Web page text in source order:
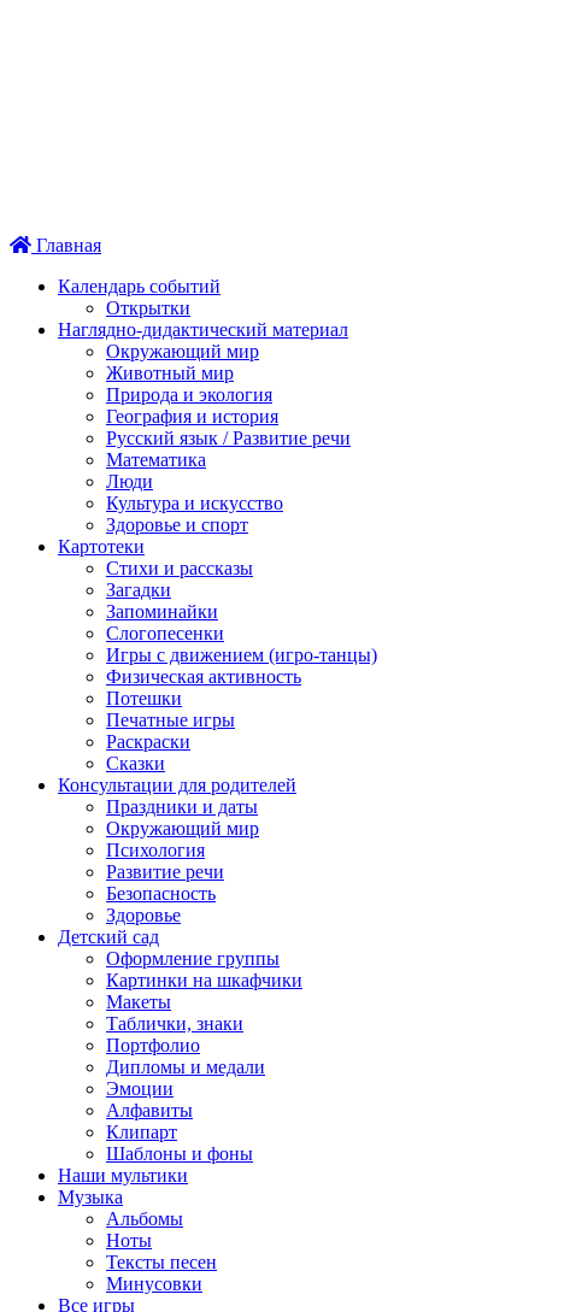
Главная
Календарь событий
Открытки
Наглядно-дидактический материал
Окружающий мир
Животный мир
Природа и экология
География и история
Русский язык / Развитие речи
Математика
Люди
Культура и искусство
Здоровье и спорт
Картотеки
Стихи и рассказы
Загадки
Запоминайки
Слогопесенки
Игры с движением (игро-танцы)
Физическая активность
Потешки
Печатные игры
Раскраски
Сказки
Консультации для родителей
Праздники и даты
Окружающий мир
Психология
Развитие речи
Безопасность
Здоровье
Детский сад
Оформление группы
Картинки на шкафчики
Макеты
Таблички, знаки
Портфолио
Дипломы и медали
Эмоции
Алфавиты
Клипарт
Шаблоны и фоны
Наши мультики
Музыка
Альбомы
Ноты
Тексты песен
Минусовки
Все игры